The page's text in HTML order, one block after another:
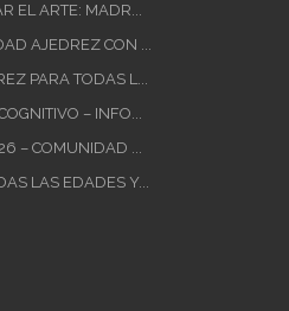
EL ARTE: MADR...
AJEDREZ CON ...
PARA TODAS L...
– INFO...
– COMUNIDAD ...
LAS EDADES Y...